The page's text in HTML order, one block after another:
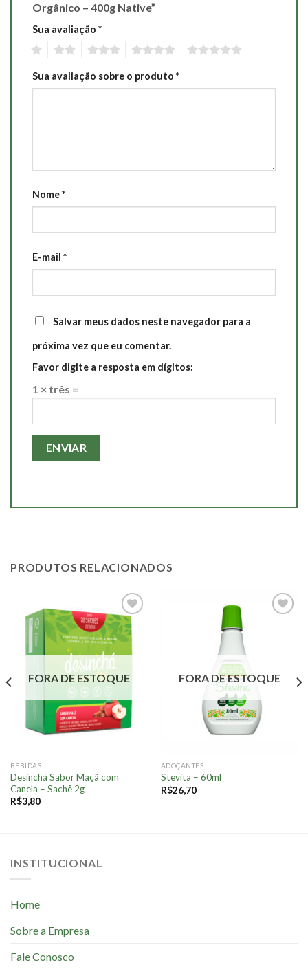
Orgânico – 400g Native”
Sua avaliação *
Sua avaliação sobre o produto *
Nome*
E-mail *
Salvar meus dados neste navegador para a
próxima vez que eu comentar.
Favor digite a resposta em dígitos:
1 × três =
PRODUTOS RELACIONADOS
Adicionar
à lista.
FORA DE ESTOQUE
BEBIDAS
Desinchá Sabor Maçã com
Canela – Sachê 2g
R$3,80
FORA DE ESTOQUE
ADOÇANTES
Stevita – 60ml
R$26,70
INSTITUCIONAL
Home
Sobre a Empresa
Fale Conosco